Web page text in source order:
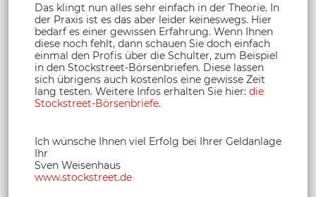
Das klingt nun alles sehr einfach in der Theorie. In
der Praxis ist es das aber leider keineswegs. Hier
bedarf es einer gewissen Erfahrung. Wenn Ihnen
diese noch fehlt, dann schauen Sie doch einfach
einmal den Profis über die Schulter, zum Beispiel
in den Stockstreet-Börsenbriefen. Diese lassen
sich übrigens auch kostenlos eine gewisse Zeit
lang testen. Weitere Infos erhalten Sie hier: die
Stockstreet-Börsenbriefe.
Ich wünsche Ihnen viel Erfolg bei Ihrer Geldanlage
Ihr
Sven Weisenhaus
www.stockstreet.de